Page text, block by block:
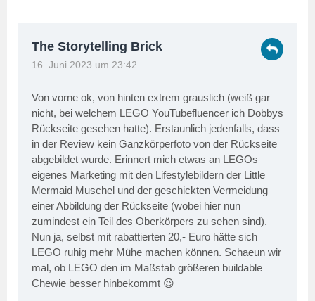
The Storytelling Brick
16. Juni 2023 um 23:42
Von vorne ok, von hinten extrem grauslich (weiß gar
nicht, bei welchem LEGO YouTubefluencer ich Dobbys
Rückseite gesehen hatte). Erstaunlich jedenfalls, dass
in der Review kein Ganzkörperfoto von der Rückseite
abgebildet wurde. Erinnert mich etwas an LEGOs
eigenes Marketing mit den Lifestylebildern der Little
Mermaid Muschel und der geschickten Vermeidung
einer Abbildung der Rückseite (wobei hier nun
zumindest ein Teil des Oberkörpers zu sehen sind).
Nun ja, selbst mit rabattierten 20,- Euro hätte sich
LEGO ruhig mehr Mühe machen können. Schaeun wir
mal, ob LEGO den im Maßstab größeren buildable
Chewie besser hinbekommt 😉